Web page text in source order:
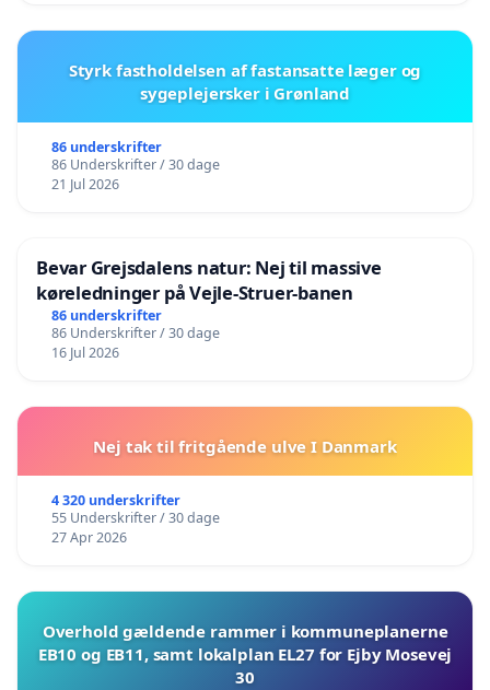
Styrk fastholdelsen af fastansatte læger og
sygeplejersker i Grønland
86 underskrifter
86 Underskrifter / 30 dage
21 Jul 2026
Bevar Grejsdalens natur: Nej til massive
køreledninger på Vejle-Struer-banen
86 underskrifter
86 Underskrifter / 30 dage
16 Jul 2026
Nej tak til fritgående ulve I Danmark
4 320 underskrifter
55 Underskrifter / 30 dage
27 Apr 2026
Overhold gældende rammer i kommuneplanerne
EB10 og EB11, samt lokalplan EL27 for Ejby Mosevej
30